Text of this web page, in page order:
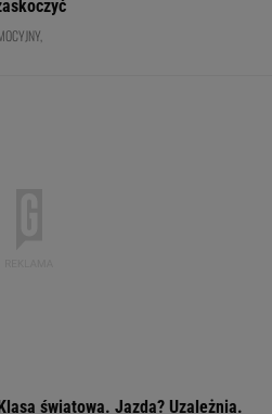
światowa. Jazda? Uzależnia.